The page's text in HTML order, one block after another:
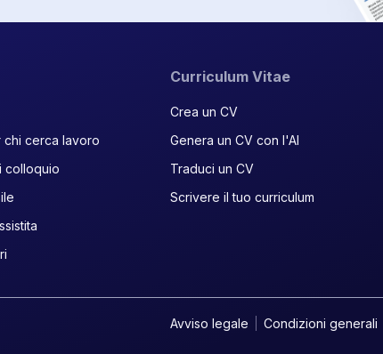
cerca lavoro
colloquio
Curriculum Vitae
Crea un CV
Genera un CV con l'AI
Traduci un CV
Scrivere il tuo curriculum
Avviso legale Condizioni generali